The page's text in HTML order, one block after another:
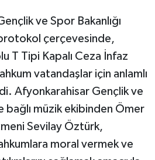
ve Spor Bakanlığı
çerçevesinde,
T Tipi Kapalı Ceza İnfaz
vatandaşlar için anlamlı
Afyonkarahisar Gençlik ve
bağlı müzik ekibinden Ömer
Sevilay Öztürk,
moral vermek ve